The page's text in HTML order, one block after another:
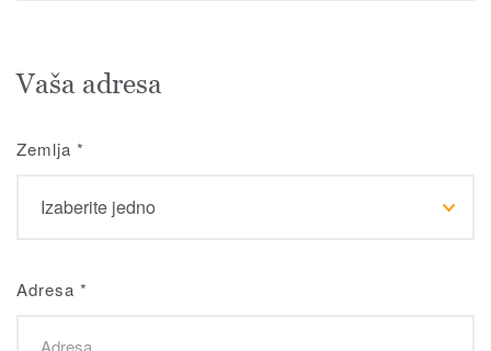
Vaša adresa
Zemlja *
Adresa *